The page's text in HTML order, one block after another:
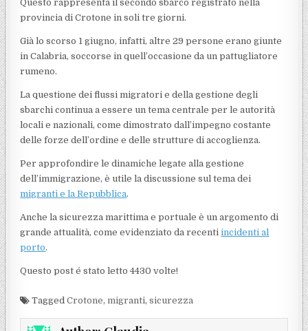
Questo rappresenta il secondo sbarco registrato nella
provincia di Crotone in soli tre giorni.
Già lo scorso 1 giugno, infatti, altre 29 persone erano giunte
in Calabria, soccorse in quell’occasione da un pattugliatore
rumeno.
La questione dei flussi migratori e della gestione degli
sbarchi continua a essere un tema centrale per le autorità
locali e nazionali, come dimostrato dall’impegno costante
delle forze dell’ordine e delle strutture di accoglienza.
Per approfondire le dinamiche legate alla gestione
dell’immigrazione, è utile la discussione sul tema dei
migranti e la Repubblica.
Anche la sicurezza marittima e portuale è un argomento di
grande attualità, come evidenziato da recentiincidenti al
porto.
Questo post é stato letto 4430 volte!
TaggedCrotone, migranti,sicurezza